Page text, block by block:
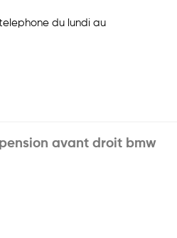
du lundi au
avant droit bmw